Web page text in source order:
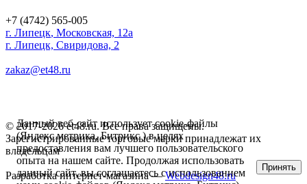
+7 (4742) 565-005
г. Липецк, Московская, 12а
г. Липецк, Свиридова, 2
zakaz@et48.ru
© 2017-2026 et48.ru. Все права защищены.
Зарегистрированные торговые марки принадлежат их
владельцам
Разработка интернет-магазина —Webdesign48.ru
Данный веб-сайт использует cookie-файлы
(Яндекс метрика, Битрикс ) в целях
предоставления вам лучшего пользовательского
опыта на нашем сайте. Продолжая использовать
данный сайт, вы соглашаетесь с использованием
Принять